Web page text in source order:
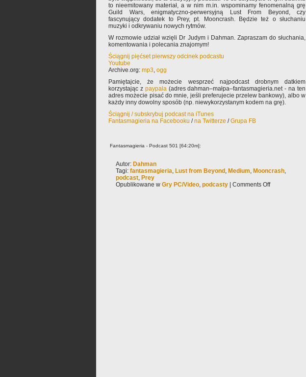
to nieemitowany materiał, a w nim m.in. wspominamy fenomenalną grę
Guild Wars, enigmatyczno-perwersyjną Lust From Beyond, czy
fascynujący dodatek to Prey, pt. Mooncrash. Będzie też o słuchaniu
muzyki i odkrywaniu nowych rytmów.
W rozmowie udział wzięli Dr Judym i Dahman. Zapraszam do słuchania,
komentowania i polecania znajomym!
Ściągnij pięćset pierwszy odcinek podcastu
Youtube
Archive.org: mp3, ogg
Pamiętajcie, że możecie wesprzeć najpodcast drobnym datkiem
korzystając z paypala(adres dahman–małpa–fantasmagieria.net - na ten
adres możecie pisać do mnie, jeśli preferujecie przelew bankowy), albo w
każdy inny dowolny sposób (np. niewykorzystanym kodem na grę).
Ściągnij / subskrybuj podcast na iTunes
Fantasmagieria na Facebooku /na Twitterze /Grupa FB
Fantasmagieria - Podcast 501 [64:20m]:
Autor: Dahman
Tagi: fantasmagieria, Lust from Beyond , Medium, Mooncrash,
podcast, Prey
Opublikowane w Gry PC/Video, podcasty Comments Off